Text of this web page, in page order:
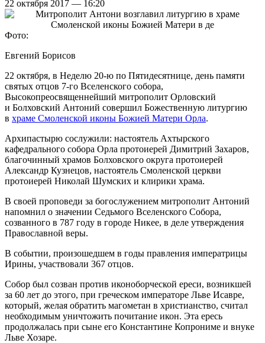
22 октября 2017 — 16:20
Фото:
Евгений Борисов
22 октября, в Неделю 20-ю по Пятидесятнице, день памяти
святых отцов 7-го Вселенского собора,
Высокопреосвященнейший митрополит Орловский
и Болховский Антоний совершил Божественную литургию
в храме Смоленской иконы Божией Матери Орла.
Архипастырю сослужили: настоятель Ахтырского
кафедрального собора Орла протоиерей Димитрий Захаров,
благочинный храмов Болховского округа протоиерей
Александр Кузнецов, настоятель Смоленской церкви
протоиерей Николай Шумских и клирики храма.
В своей проповеди за богослужением митрополит Антоний
напомнил о значении Седьмого Вселенского Собора,
созванного в 787 году в городе Никее, в деле утверждения
Православной веры.
В событии, произошедшем в годы правления императрицы
Ирины, участвовали 367 отцов.
Собор был созван против иконоборческой ереси, возникшей
за 60 лет до этого, при греческом императоре Льве Исавре,
который, желая обратить магометан в христианство, считал
необходимым уничтожить почитание икон. Эта ересь
продолжалась при сыне его Константине Копрониме и внуке
Льве Хозаре.